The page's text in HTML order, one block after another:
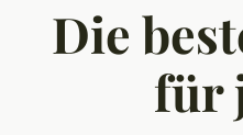
Die
für